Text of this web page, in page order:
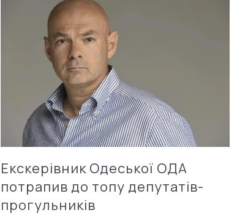
Екскерівник Одеської ОДА
потрапив до топу депутатів-
прогульників